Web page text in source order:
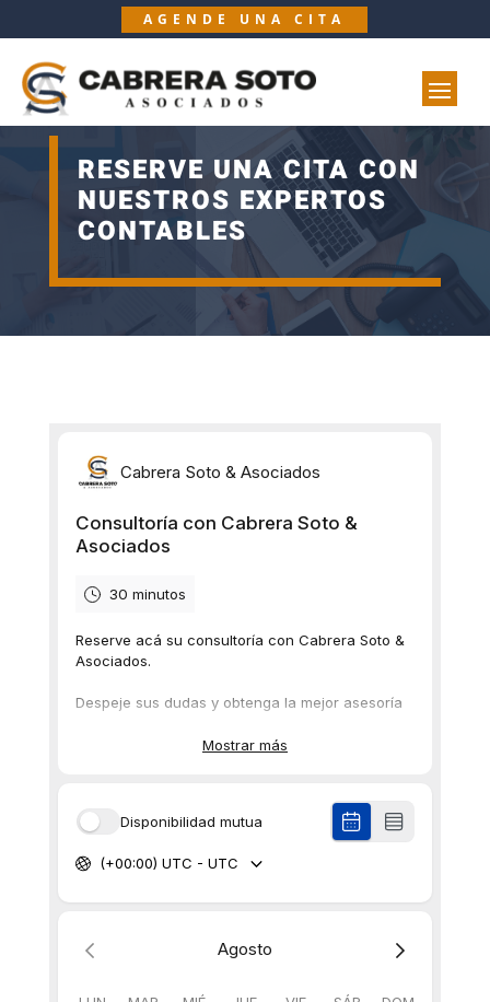
AGENDE UNA CITA
RESERVE UNA CITA CON
NUESTROS EXPERTOS
CONTABLES